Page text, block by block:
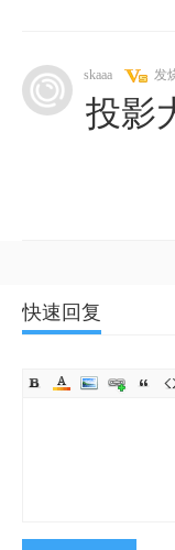
skaaa 发
投影
快速回复